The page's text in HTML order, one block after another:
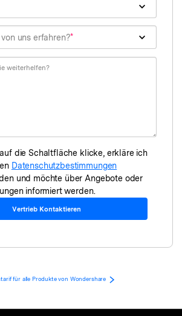
uns erfahren?
auf die Schaltfläche klicke, erkläre ich
Datenschutzbestimmungen
und möchte über Angebote oder
informiert werden.
Vertrieb Kontaktieren
für alle Produkte von Wondershare